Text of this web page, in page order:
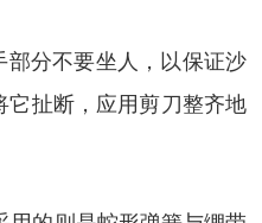
分不要坐人，以保证沙
扯断，应用剪刀整齐地